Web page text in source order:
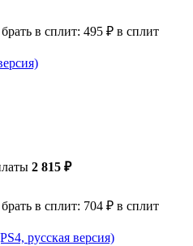
в сплит: 495 ₽ в сплит
2 815 ₽
в сплит: 704 ₽ в сплит
русская версия)